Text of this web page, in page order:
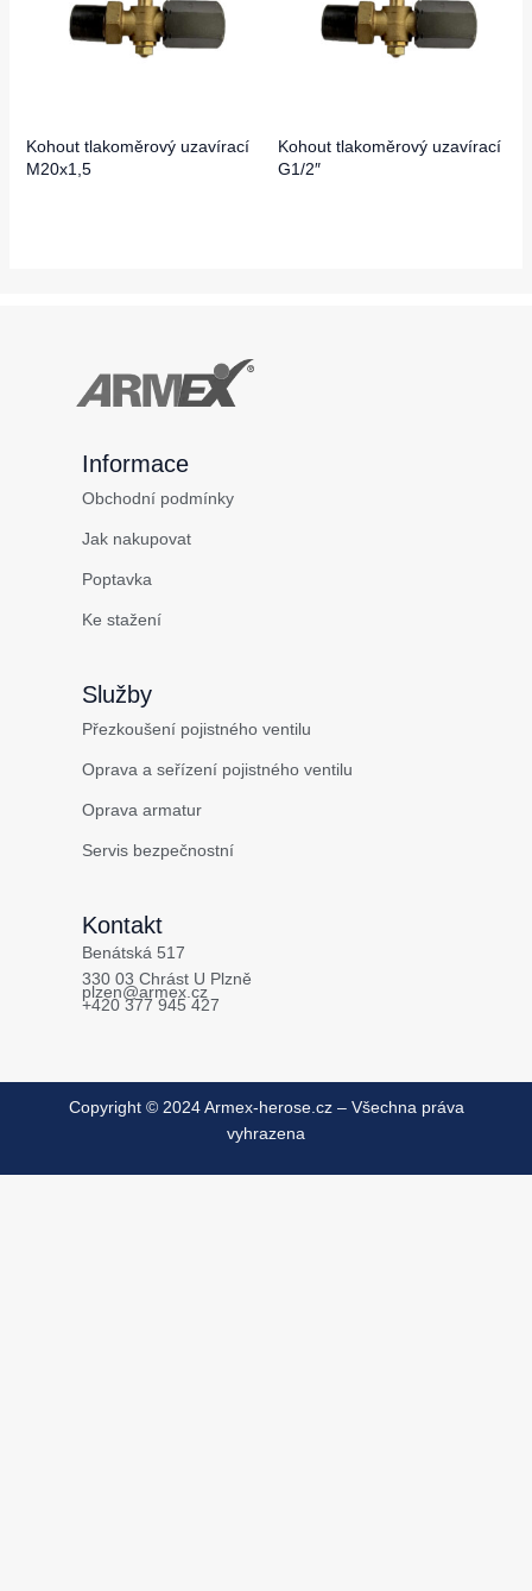
Kohout tlakoměrový uzavírací
M20x1,5
Kohout tlakoměrový uzavírací
G1/2″
Informace
Obchodní podmínky
Jak nakupovat
Poptavka
Ke stažení
Služby
Přezkoušení pojistného ventilu
Oprava a seřízení pojistného ventilu
Oprava armatur
Servis bezpečnostní
Kontakt
Benátská 517
330 03 Chrást U Plzně
plzen@armex.cz
+420 377 945 427
Copyright © 2024 Armex-herose.cz – Všechna práva
vyhrazena